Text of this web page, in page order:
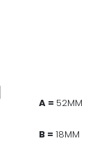
A = 52MM
B = 18MM